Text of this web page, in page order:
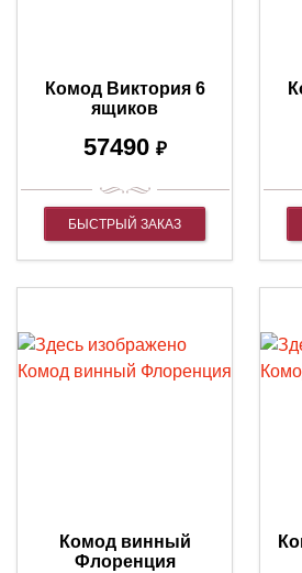
Комод Виктория 6
ящиков
57490 ₽
БЫСТРЫЙ ЗАКАЗ
Комод винный
Флоренция